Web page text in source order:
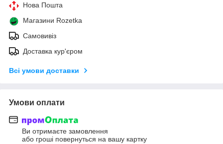
Нова Пошта
Магазини Rozetka
Самовивіз
Доставка кур'єром
Всі умови доставки
Умови оплати
Ви отримаєте замовлення
або гроші повернуться на вашу картку